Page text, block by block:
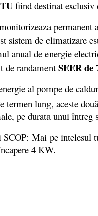
fiind destinat
permanent
sistem de climatizare
anual de energie
de randamentSEER de
al pompe de
lung, aceste
pe durata unui întreg
Mai pe intelesul
4 KW.